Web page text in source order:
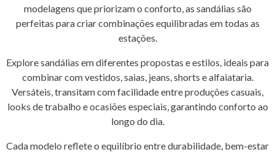
modelagens que priorizam o conforto, as sandálias são
perfeitas para criar combinações equilibradas em todas as
estações.
Explore sandálias em diferentes propostas e estilos, ideais para
combinar com vestidos, saias, jeans, shorts e alfaiataria.
Versáteis, transitam com facilidade entre produções casuais,
looks de trabalho e ocasiões especiais, garantindo conforto ao
longo do dia.
Cada modelo reflete o equilíbrio entre durabilidade, bem-estar